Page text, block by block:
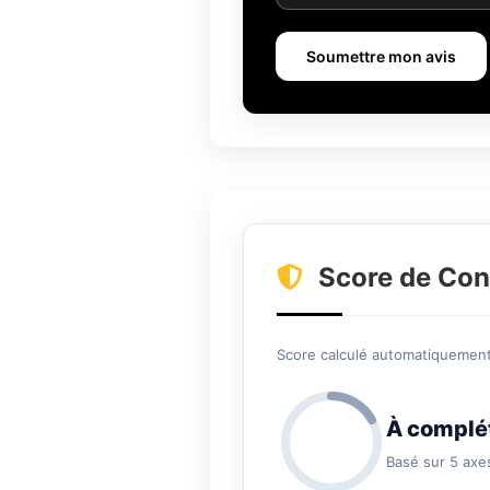
Soumettre mon avis
Score de
Score calculé
À
Basé sur 5